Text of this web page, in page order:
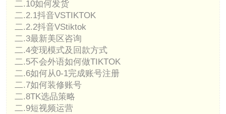
二.10如何发货
二.2.1抖音VSTIKTOK
二.2.2抖音VStiktok
二.3最新美区咨询
二.4变现模式及回款方式
二.5不会外语如何做TIKTOK
二.6如何从0-1完成账号注册
二.7如何装修账号
二.8TK选品策略
二.9短视频运营